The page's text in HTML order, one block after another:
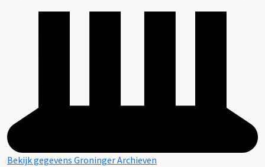
Bekijk gegevens Groninger Archieven